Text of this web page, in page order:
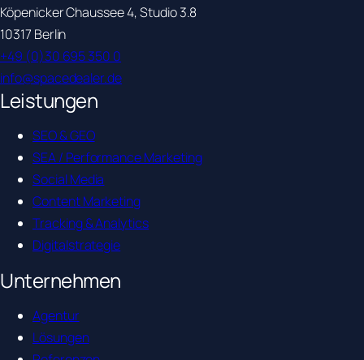
Köpenicker Chaussee 4, Studio 3.8
10317 Berlin
+49 (0)30 695 350 0
info@spacedealer.de
Leistungen
SEO & GEO
SEA / Performance Marketing
Social Media
Content Marketing
Tracking & Analytics
Digitalstrategie
Unternehmen
Agentur
Lösungen